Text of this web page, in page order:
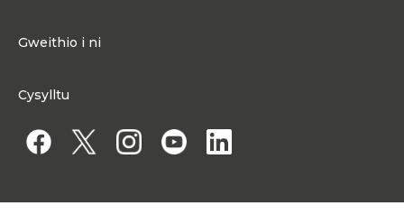
Fframwaith Llywodraethu Corfforaethol y Comisiwn
Gweithio i ni
Gweithio i Aelod o'r Senedd
Cysylltu